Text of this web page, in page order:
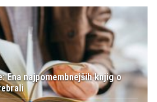
Ena najpomembnejših knjig o